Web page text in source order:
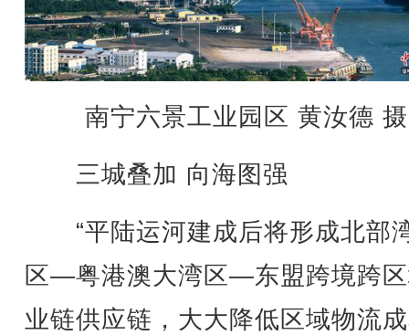
南宁六景工业园区 黄汝德 摄
三城叠加 向海图强
“平陆运河建成后将形成北部
区—粤港澳大湾区—东盟跨境跨
业链供应链，大大降低区域物流